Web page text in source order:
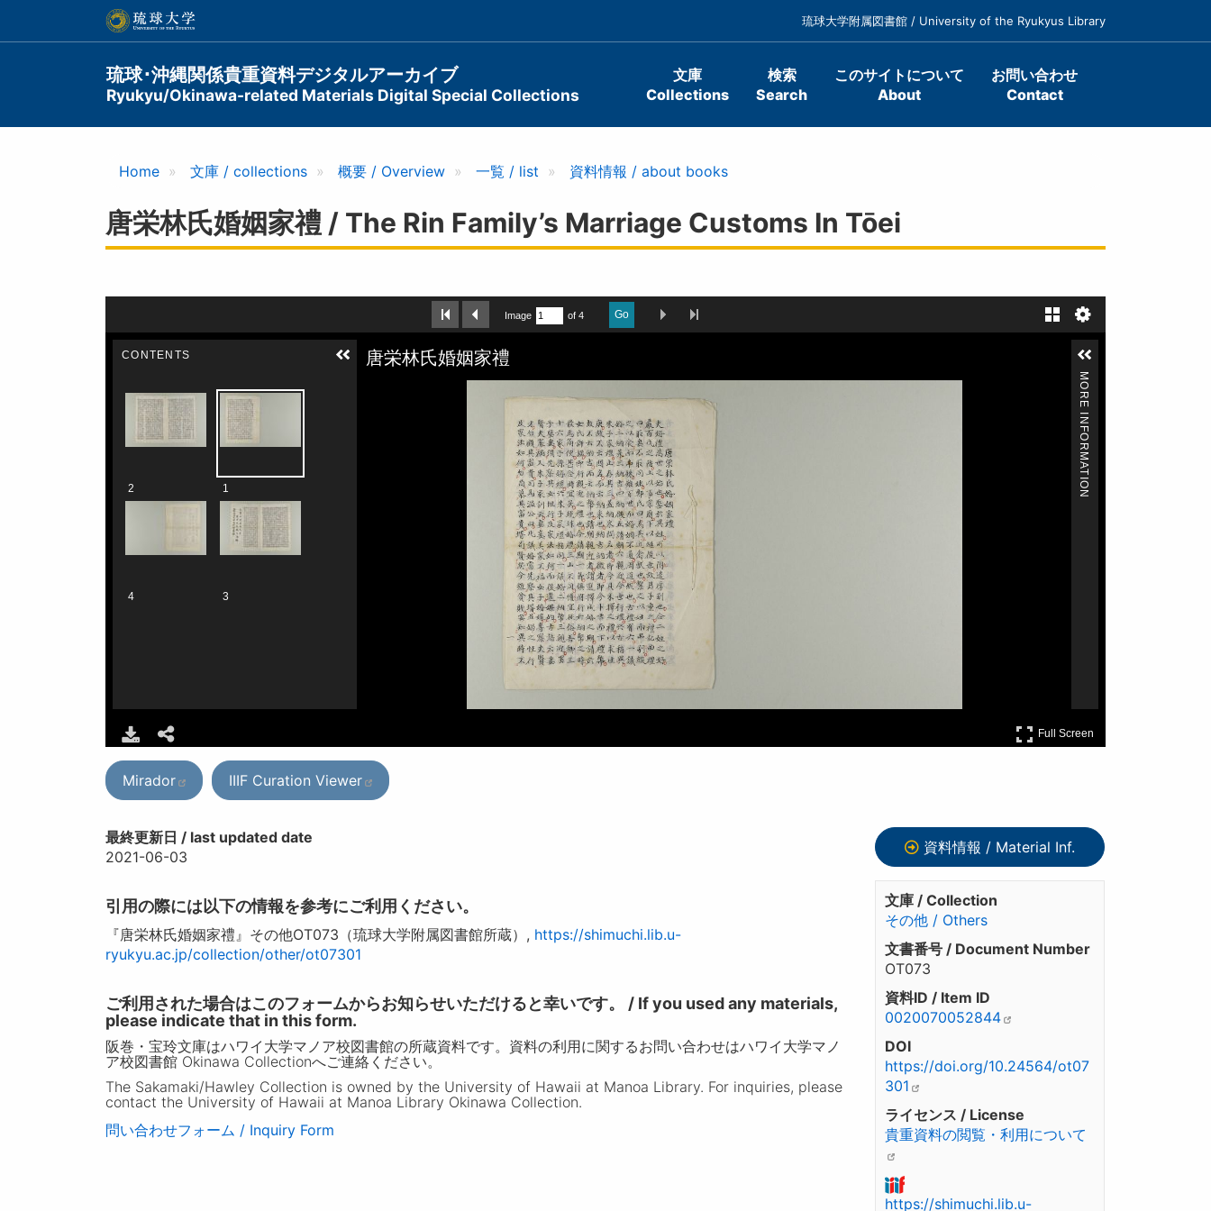
ン
琉球大学附属図書館 / University of the Ryukyus Library
琉球･沖縄関係貴重資料デジタルアーカイブ
Ryukyu/Okinawa-related Materials Digital Special Collections
Main
navigation
文庫
Collections
検索
Search
このサイトについて
About
お問い合わせ
Contact
Home 文庫 / collections 概要 / Overview 一覧 / list 資料情報 / about books
唐栄林氏婚姻家禮 / The Rin Family’s Marriage Customs In Tōei
Mirador IIIF Curation Viewer
最終更新日 / last updated date
2021-06-03
引用の際には以下の情報を参考にご利用ください。
『唐栄林氏婚姻家禮』その他OT073（琉球大学附属図書館所蔵）, https://shimuchi.lib.u-
ryukyu.ac.jp/collection/other/ot07301
ご利用された場合はこのフォームからお知らせいただけると幸いです。 / If you used any materials,
please indicate that in this form.
阪巻・宝玲文庫はハワイ大学マノア校図書館の所蔵資料です。資料の利用に関するお問い合わせはハワイ大学マノ
ア校図書館 Okinawa Collectionへご連絡ください。
The Sakamaki/Hawley Collection is owned by the University of Hawaii at Manoa Library. For inquiries, please
contact the University of Hawaii at Manoa Library Okinawa Collection.
問い合わせフォーム / Inquiry Form
資料情報 / Material Inf.
文庫 / Collection
その他 / Others
文書番号 / Document Number
OT073
資料ID / Item ID
0020070052844
DOI
https://doi.org/10.24564/ot07
301
ライセンス / License
貴重資料の閲覧・利用について
https://shimuchi.lib.u-